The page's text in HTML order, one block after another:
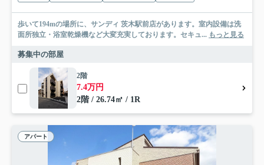
歩いて194mの場所に、サンディ 茨木駅前店があります。室内設備は洗
面所独立・浴室乾燥機など大変充実しております。セキュ... もっと見る
募集中の部屋
2階
7.4万円
2階 / 26.74㎡ / 1R
アパート